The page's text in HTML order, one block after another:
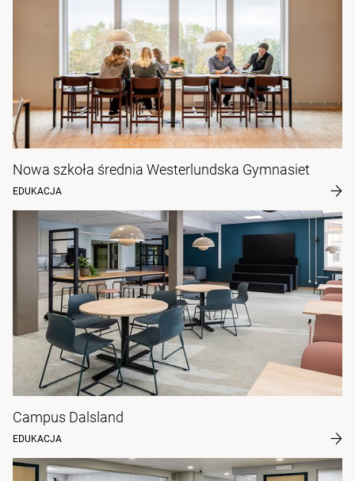
Nowa szkoła średnia Westerlundska Gymnasiet
EDUKACJA
Campus Dalsland
EDUKACJA